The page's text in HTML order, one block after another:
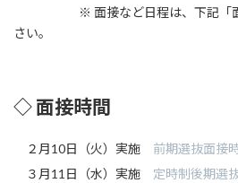
※ 面接など日程は、下記「面接
さい。
◇ 面接時間
２月10日（火）実施 前期選抜面接
３月11日（水）実施 定時制後期選